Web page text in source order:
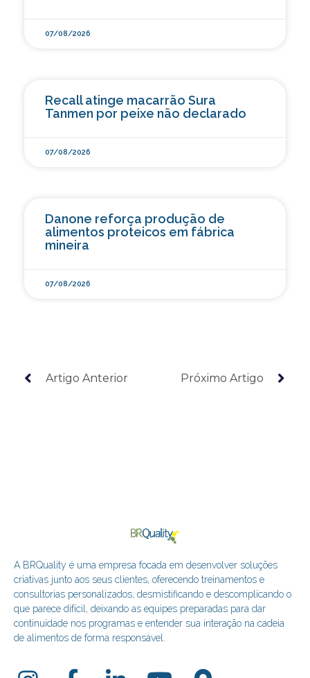
07/08/2026
Recall atinge macarrão Sura
Tanmen por peixe não declarado
07/08/2026
Danone reforça produção de
alimentos proteicos em fábrica
mineira
07/08/2026
Artigo Anterior Próximo Artigo
A BRQuality é uma empresa focada em desenvolver soluções
criativas junto aos seus clientes, oferecendo treinamentos e
consultorias personalizados, desmistificando e descomplicando o
que parece difícil, deixando as equipes preparadas para dar
continuidade nos programas e entender sua interação na cadeia
de alimentos de forma responsável.